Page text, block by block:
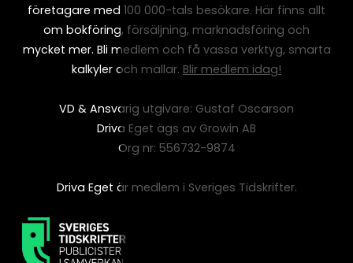
företagare med 100 000-tals besökare. Här finns allt
om bokföring, försäljning, marknadsföring och
mycket mer. Bli medlem och få vassa verktyg, smarta
kalkyler och mallar. Blir medlem idag!
VD & Ansvarig utgivare: Gustaf Oscarson
Driva Eget ägs av Growin AB
Org nr: 556732-9874
Driva Eget är medlem i Sveriges Tidskrifter.